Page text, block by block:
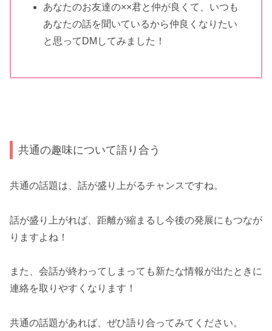
あなたのお友達の××君と仲が良くて、いつも
あなたの話を聞いているから仲良くなりたい
と思ってDMしてみました！
共通の趣味について語り合う
共通の話題は、話が盛り上がるチャンスですね。
話が盛り上がれば、距離が縮まるし今後の発展にもつなが
りますよね！
また、会話が終わってしまっても新たな情報が出たときに
連絡を取りやすくなります！
共通の話題があれば、ぜひ語り合ってみてください。